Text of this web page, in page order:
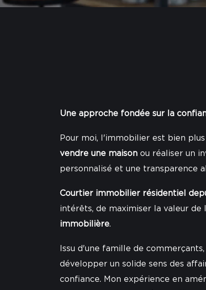
Une approche fondée sur la
Pour moi, l'immobilier est bien
vendre une maison ou réaliser un
personnalisé et une transparence
Courtier immobilier résidentiel
intérêts, de maximiser la valeur
immobilière.
Issu d'une famille de
développer un solide sens des
confiance. Mon expérience en